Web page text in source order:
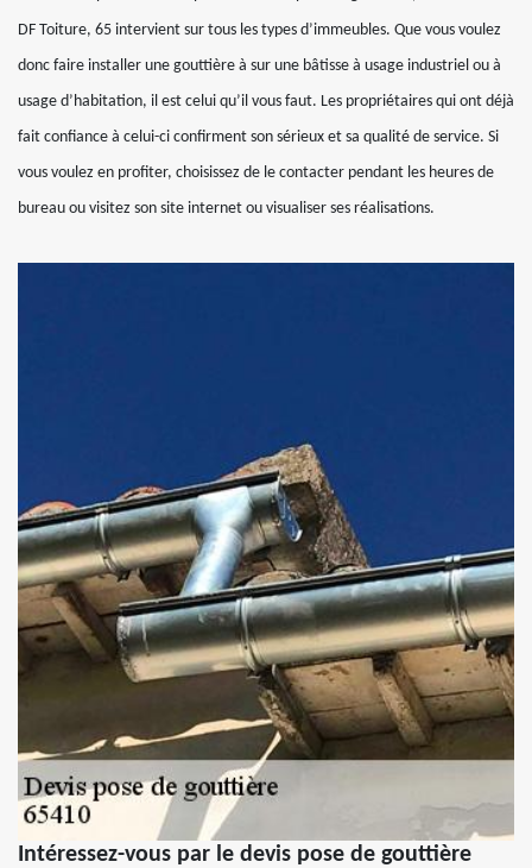
DF Toiture, 65 intervient sur tous les types d’immeubles. Que vous voulez
donc faire installer une gouttière à sur une bâtisse à usage industriel ou à
usage d’habitation, il est celui qu’il vous faut. Les propriétaires qui ont déjà
fait confiance à celui-ci confirment son sérieux et sa qualité de service. Si
vous voulez en profiter, choisissez de le contacter pendant les heures de
bureau ou visitez son site internet ou visualiser ses réalisations.
Intéressez-vous par le devis pose de gouttière